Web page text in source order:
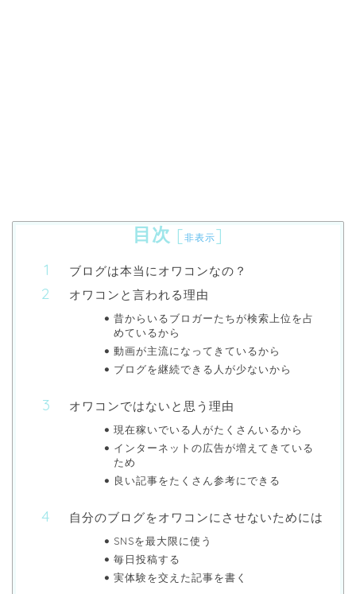
目次 [非表示]
ブログは本当にオワコンなの？
オワコンと言われる理由
昔からいるブロガーたちが検索上位を占
めているから
動画が主流になってきているから
ブログを継続できる人が少ないから
オワコンではないと思う理由
現在稼いでいる人がたくさんいるから
インターネットの広告が増えてきている
ため
良い記事をたくさん参考にできる
自分のブログをオワコンにさせないためには
SNSを最大限に使う
毎日投稿する
実体験を交えた記事を書く